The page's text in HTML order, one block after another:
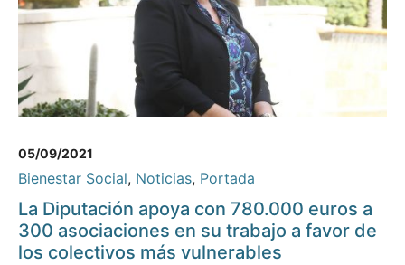
05/09/2021
Bienestar Social, Noticias, Portada
La Diputación apoya con 780.000 euros a
300 asociaciones en su trabajo a favor de
los colectivos más vulnerables